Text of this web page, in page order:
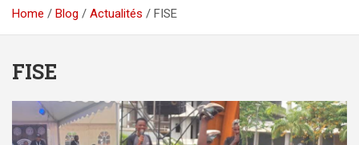
Home Blog Actualités FISE
FISE